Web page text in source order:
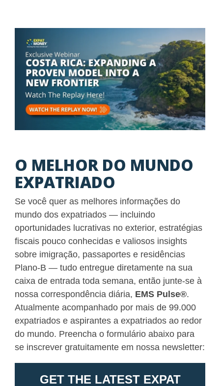
O MELHOR DO MUNDO
EXPATRIADO
Se você quer as melhores informações do
mundo dos expatriados — incluindo
oportunidades lucrativas no exterior, estratégias
fiscais pouco conhecidas e valiosos insights
sobre imigração, passaportes e residências
Plano-B — tudo entregue diretamente na sua
caixa de entrada toda semana, então junte-se à
nossa correspondência diária, EMS Pulse®.
Atualmente acompanhado por mais de 99.000
expatriados e aspirantes a expatriados ao redor
do mundo. Preencha o formulário abaixo para
se inscrever gratuitamente em nossa newsletter: